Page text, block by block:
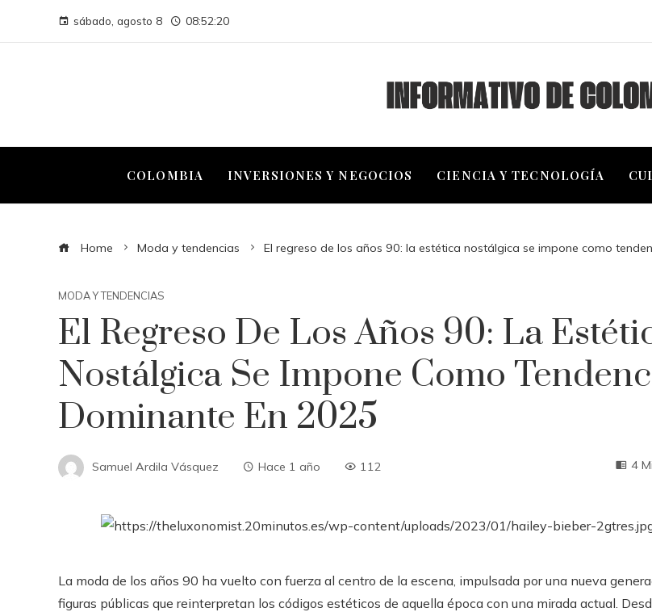
sábado, agosto 8 08:52:21
COLOMBIA INVERSIONES Y NEGOCIOS CIENCIA Y TECNOLOGÍA
Home Moda y tendencias El regreso de los años 90: la estética nostálgica se impone como
MODA Y TENDENCIAS
El Regreso De Los Años 90: La
Nostálgica Se Impone Como
Dominante En 2025
Samuel Ardila Vásquez Hace 1 año 112 4
La moda de los años 90 ha vuelto con fuerza al centro de la escena, impulsada por una nueva
figuras públicas que reinterpretan los códigos estéticos de aquella época con una mirada actual.